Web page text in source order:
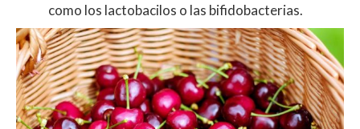
como los lactobacilos o las bifidobacterias.